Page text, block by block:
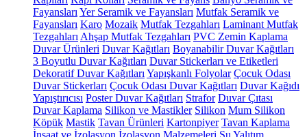
Fayansları Yer Seramik ve Fayansları Mutfak Seramik ve
Fayansları Karo Mozaik Mutfak Tezgahları Laminant Mutfak
Tezgahları Ahşap Mutfak Tezgahları PVC Zemin Kaplama
Duvar Ürünleri Duvar Kağıtları Boyanabilir Duvar Kağıtları
3 Boyutlu Duvar Kağıtları Duvar Stickerları ve Etiketleri
Dekoratif Duvar Kağıtları Yapışkanlı Folyolar Çocuk Odası
Duvar Stickerları Çocuk Odası Duvar Kağıtları Duvar Kağıdı
Yapıştırıcısı Poster Duvar Kağıtları Strafor Duvar Çıtası
Duvar Kaplama Silikon ve Mastikler Silikon Mum Silikon
Köpük Mastik Tavan Ürünleri Kartonpiyer Tavan Kaplama
İnşaat ve İzolasyon İzolasyon Malzemeleri Su Yalıtım